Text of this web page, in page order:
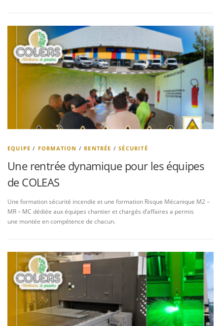
EQUIPE / FORMATION / RENTRÉE /SÉCURITÉ
Une rentrée dynamique pour les équipes
de COLEAS
Une formation sécurité incendie et une formation Risque Mécanique M2 –
MR – MC dédiée aux équipes chantier et chargés d’affaires a permis
une montée en compétence de chacun.